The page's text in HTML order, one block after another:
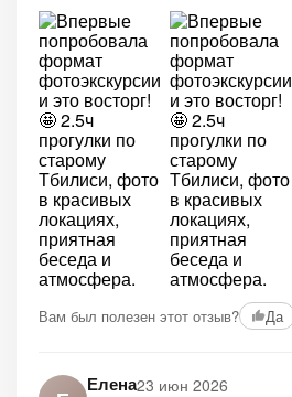
Вам был полезен этот отзыв? Да
Елена23 июн 2026